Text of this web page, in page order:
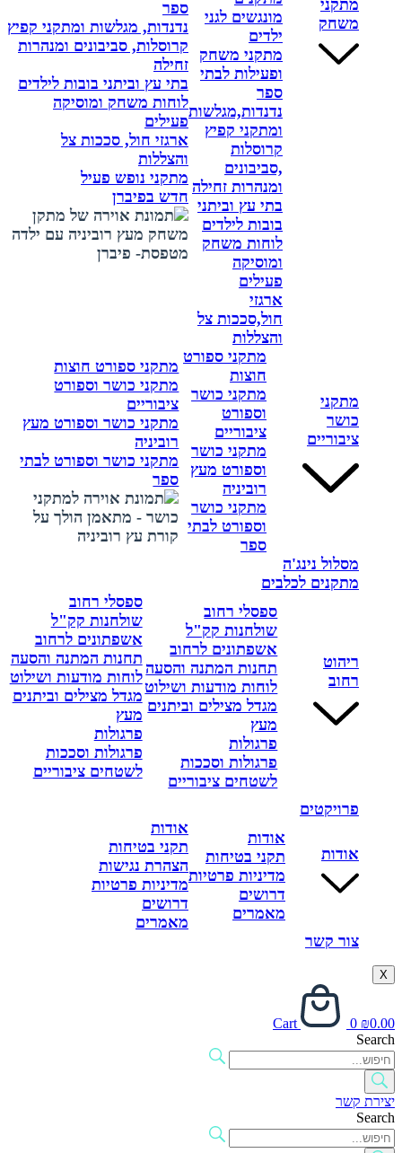
מתקני
משחק
מונגשים לגני
ילדים
מתקני משחק
ופעילות לבתי
ספר
נדנדות,מגלשות
ומתקני קפיץ
קרוסלות
,סביבונים
ומנהרות זחילה
בתי עץ וביתני
בובות לילדים
לוחות משחק
ומוסיקה
פעילים
ארגזי
חול,סככות צל
והצללות
ספר
נדנדות, מגלשות ומתקני קפיץ
קרוסלות, סביבונים ומנהרות
זחילה
בתי עץ וביתני בובות לילדים
לוחות משחק ומוסיקה
פעילים
ארגזי חול, סככות צל
והצללות
מתקני נופש פעיל
חדש בפיברן
מתקני
כושר
ציבוריים
מתקני ספורט
חוצות
מתקני כושר
וספורט
ציבוריים
מתקני כושר
וספורט מעץ
רוביניה
מתקני כושר
וספורט לבתי
ספר
מתקני ספורט חוצות
מתקני כושר וספורט
ציבוריים
מתקני כושר וספורט מעץ
רוביניה
מתקני כושר וספורט לבתי
ספר
מסלול נינג'ה
מתקנים לכלבים
ריהוט
רחוב
ספסלי רחוב
שולחנות קק"ל
אשפתונים לרחוב
תחנות המתנה והסעה
לוחות מודעות ושילוט
מגדל מצילים וביתנים
מעץ
פרגולות
פרגולות וסככות
לשטחים ציבוריים
ספסלי רחוב
שולחנות קק"ל
אשפתונים לרחוב
תחנות המתנה והסעה
לוחות מודעות ושילוט
מגדל מצילים וביתנים
מעץ
פרגולות
פרגולות וסככות
לשטחים ציבוריים
פרויקטים
אודות
אודות
תקני בטיחות
מדיניות פרטיות
דרושים
מאמרים
אודות
תקני בטיחות
הצהרת נגישות
מדיניות פרטיות
דרושים
מאמרים
צור קשר
X
₪0.00
0
Cart
Search
יצירת קשר
Search